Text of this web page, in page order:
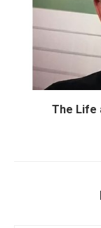
The Life